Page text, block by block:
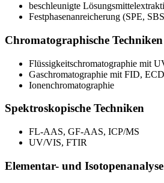
beschleunigte
Festphasenanreicherung (SPE,
Chromatographische Techniken
Flüssigkeitschromatographie mit
Gaschromatographie mit FID,
Ionenchromatographie
Spektroskopische Techniken
FL-AAS, GF-AAS, ICP/MS
UV/VIS, FTIR
Elementar- und Isotopenanalyse